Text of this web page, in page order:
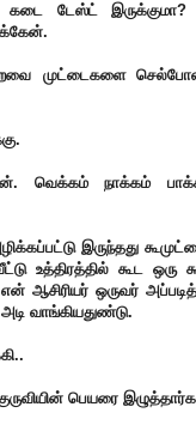
கடை டேஸ்ட் இருக்குமா?
பறவை முட்டைகளை
வெக்கம் நாக்கம்
இருந்தது
உத்திரத்தில் கூட ஒரு
என் ஆசிரியர் ஒருவர்
வாங்கியதுண்டு.
பெயரை